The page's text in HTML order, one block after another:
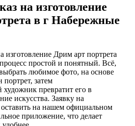
на изготовление
в г Набережные
изготовление Дрим арт портрета
простой и понятный. Всё,
любимое фото, на основе
портрет, затем
превратит его в
искусства. Заявку на
на нашем официальном
приложение, что делает